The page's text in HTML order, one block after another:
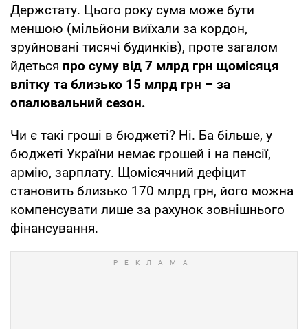
Держстату. Цього року сума може бути
меншою (мільйони виїхали за кордон,
зруйновані тисячі будинків), проте загалом
йдеться про суму від 7 млрд грн щомісяця
влітку та близько 15 млрд грн – за
опалювальний сезон.
Чи є такі гроші в бюджеті? Ні. Ба більше, у
бюджеті України немає грошей і на пенсії,
армію, зарплату. Щомісячний дефіцит
становить близько 170 млрд грн, його можна
компенсувати лише за рахунок зовнішнього
фінансування.